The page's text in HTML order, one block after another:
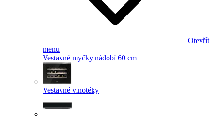
Otevřít
menu
Vestavné myčky nádobí 60 cm
Vestavné vinotéky